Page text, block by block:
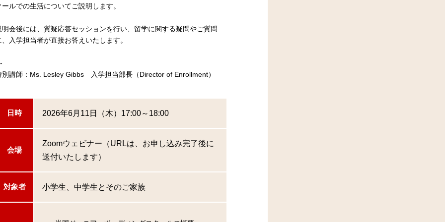
ールでの生活についてご説明します。
明会後には、質疑応答セッションを行い、留学に関する疑問やご質問
、入学担当者が直接お答えいたします。
別講師：Ms. Lesley Gibbs 入学担当部長（Director of Enrollment）
日時 2026年6月11日（木）17:00～18:00
会場
Zoomウェビナー（URLは、お申し込み完了後に
送付いたします）
対象者 小学生、中学生とそのご家族